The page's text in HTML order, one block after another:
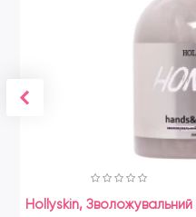
Hollyskin, Зволожувальний